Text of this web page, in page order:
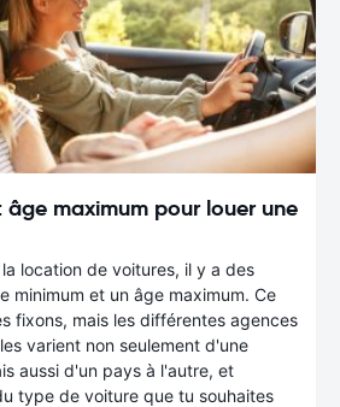
âge maximum pour louer une
location de voitures, il y a des
minimum et un âge maximum. Ce
fixons, mais les différentes agences
varient non seulement d'une
aussi d'un pays à l'autre, et
type de voiture que tu souhaites